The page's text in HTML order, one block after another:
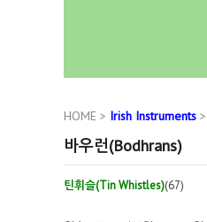
HOME > Irish Instruments >
바우런(Bodhrans)
틴휘슬(Tin Whistles)(67)